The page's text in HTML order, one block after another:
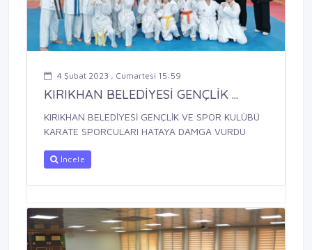
4 Şubat 2023 , Cumartesi 15:59
KIRIKHAN BELEDİYESİ GENÇLİK ...
KIRIKHAN BELEDİYESİ GENÇLİK VE SPOR KULÜBÜ
KARATE SPORCULARI HATAYA DAMGA VURDU
İncele